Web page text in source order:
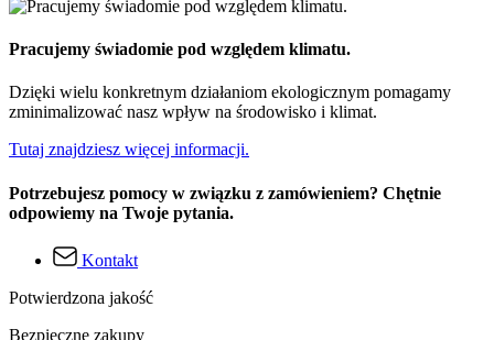
Pracujemy świadomie pod względem klimatu.
Dzięki wielu konkretnym działaniom ekologicznym pomagamy
zminimalizować nasz wpływ na środowisko i klimat.
Tutaj znajdziesz więcej informacji.
Potrzebujesz pomocy w związku z zamówieniem? Chętnie
odpowiemy na Twoje pytania.
Kontakt
Potwierdzona jakość
Bezpieczne zakupy